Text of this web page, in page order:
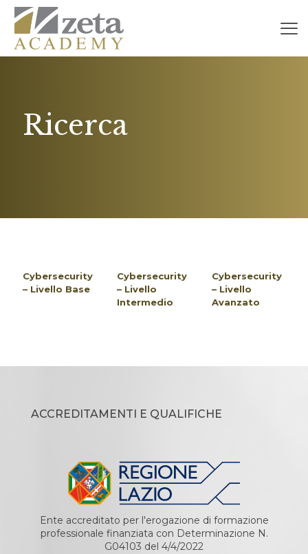
Ricerca
Cybersecurity
– Livello Base
Cybersecurity
– Livello
Intermedio
Cybersecurity
– Livello
Avanzato
ACCREDITAMENTI E QUALIFICHE
Ente accreditato per l'erogazione di formazione
professionale finanziata con Determinazione N.
G04103 del 4/4/2022